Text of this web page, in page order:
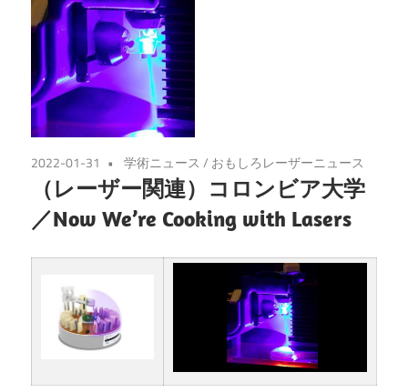
2022-01-31 学術ニュース / おもしろレーザーニュース
（レーザー関連）コロンビア大学
／Now We’re Cooking with Lasers